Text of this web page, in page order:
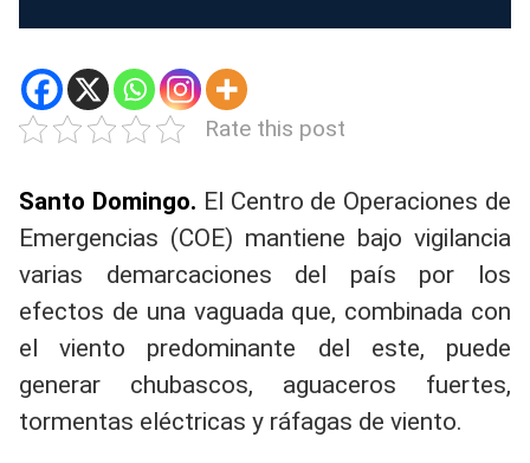
Rate this post
Santo Domingo. El Centro de Operaciones de
Emergencias (COE) mantiene bajo vigilancia
varias demarcaciones del país por los
efectos de una vaguada que, combinada con
el viento predominante del este, puede
generar chubascos, aguaceros fuertes,
tormentas eléctricas y ráfagas de viento.